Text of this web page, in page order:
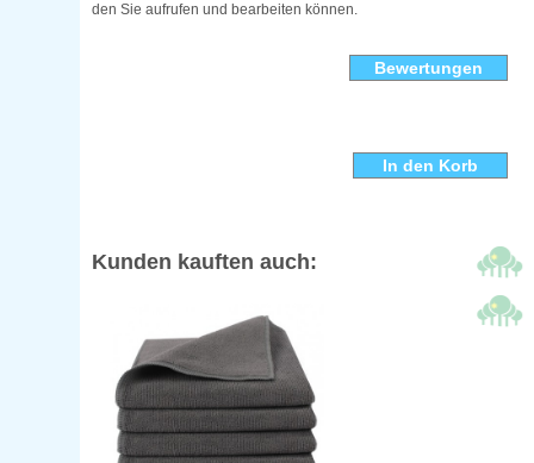
den Sie aufrufen und bearbeiten können.
Bewertungen
Kunden kauften auch: